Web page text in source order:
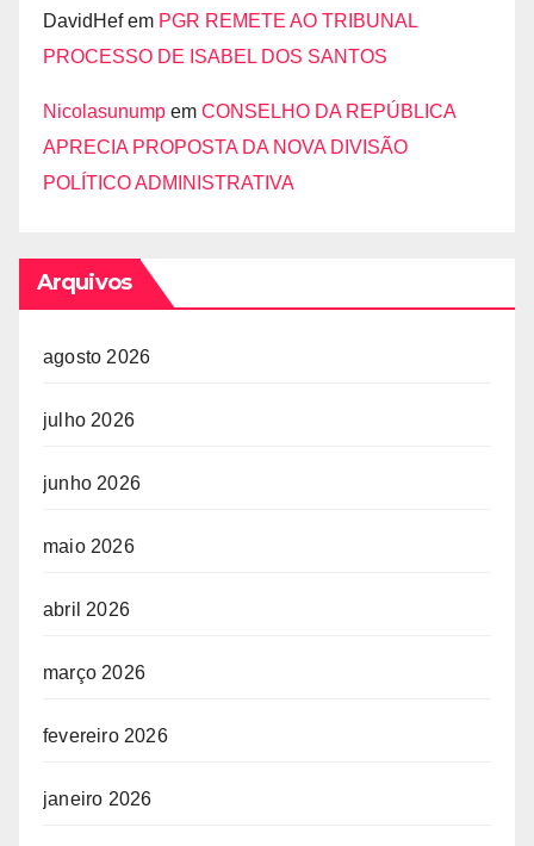
DavidHefem PGR REMETE AO TRIBUNAL
PROCESSO DE ISABEL DOS SANTOS
Nicolasunump em CONSELHO DA REPÚBLICA
APRECIA PROPOSTA DA NOVA DIVISÃO
POLÍTICO ADMINISTRATIVA
Arquivos
agosto 2026
julho 2026
junho 2026
maio 2026
abril 2026
março 2026
fevereiro 2026
janeiro 2026